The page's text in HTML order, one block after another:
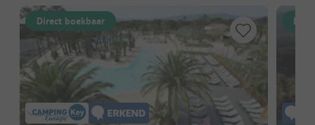
Direct boekbaar